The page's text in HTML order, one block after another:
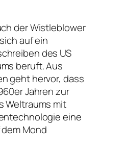
der Wistleblower
auf ein
des US
beruft. Aus
geht hervor, dass
Jahren zur
Weltraums mit
eine
Mond